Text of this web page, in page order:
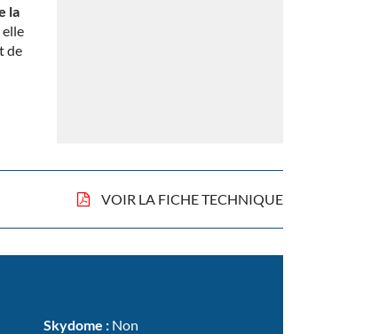
la
elle
de
VOIR LA FICHE TECHNIQUE
Skydome : Non